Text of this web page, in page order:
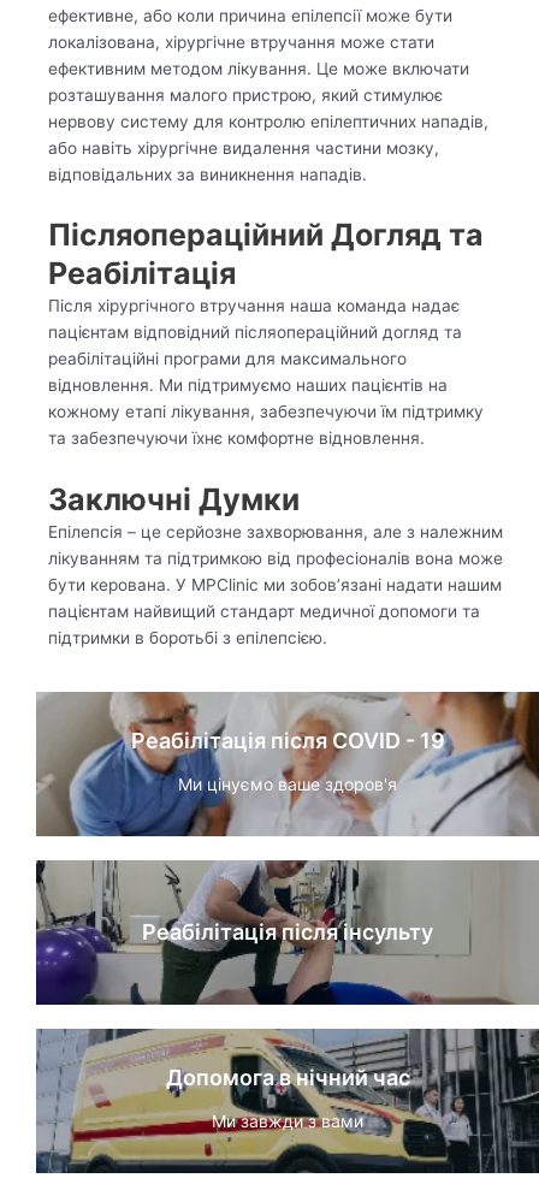
ефективне, або коли причина епілепсії може бути
локалізована, хірургічне втручання може стати
ефективним методом лікування. Це може включати
розташування малого пристрою, який стимулює
нервову систему для контролю епілептичних нападів,
або навіть хірургічне видалення частини мозку,
відповідальних за виникнення нападів.
Післяопераційний Догляд та
Реабілітація
Після хірургічного втручання наша команда надає
пацієнтам відповідний післяопераційний догляд та
реабілітаційні програми для максимального
відновлення. Ми підтримуємо наших пацієнтів на
кожному етапі лікування, забезпечуючи їм підтримку
та забезпечуючи їхнє комфортне відновлення.
Заключні Думки
Епілепсія – це серйозне захворювання, але з належним
лікуванням та підтримкою від професіоналів вона може
бути керована. У MPClinic ми зобов’язані надати нашим
пацієнтам найвищий стандарт медичної допомоги та
підтримки в боротьбі з епілепсією.
Реабілітація після COVID - 19
Ми цінуємо ваше здоров'я
Реабілітація після інсульту
Допомога в нічний час
Ми завжди з вами